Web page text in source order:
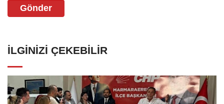
Gönder
İLGINIZI ÇEKEBILIR